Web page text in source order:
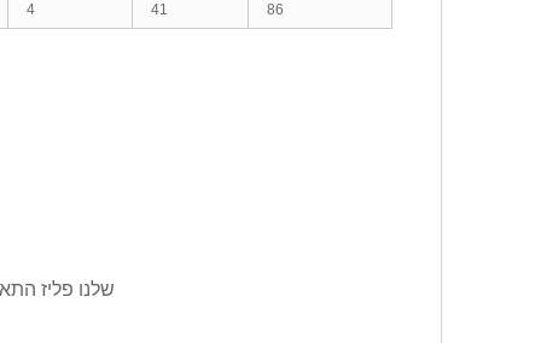
4 41 86
1. שלנו פליז